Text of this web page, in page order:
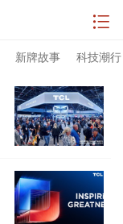
新牌故事 科技潮行